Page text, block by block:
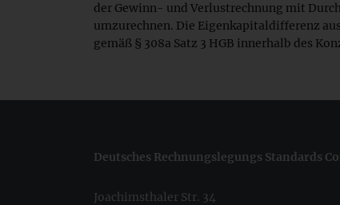
der Gewinn- und Verlustrechnung mit
umzurechnen. Die Eigenkapitaldifferenz
gemäß § 308a Satz 3 HGB innerhalb des
Deutsches Rechnungslegungs Standards
Joachimsthaler Str. 34